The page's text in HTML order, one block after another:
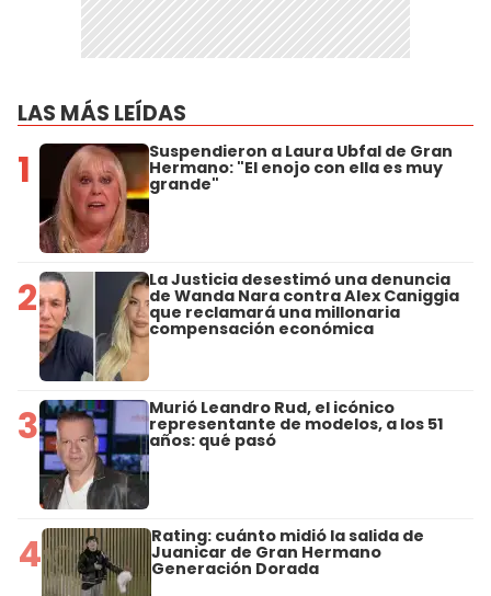
LAS MÁS LEÍDAS
1 Suspendieron a Laura Ubfal de Gran
Hermano: "El enojo con ella es muy
grande"
2 La Justicia desestimó una denuncia
de Wanda Nara contra Alex Caniggia
que reclamará una millonaria
compensación económica
3 Murió Leandro Rud, el icónico
representante de modelos, a los 51
años: qué pasó
4 Rating: cuánto midió la salida de
Juanicar de Gran Hermano
Generación Dorada